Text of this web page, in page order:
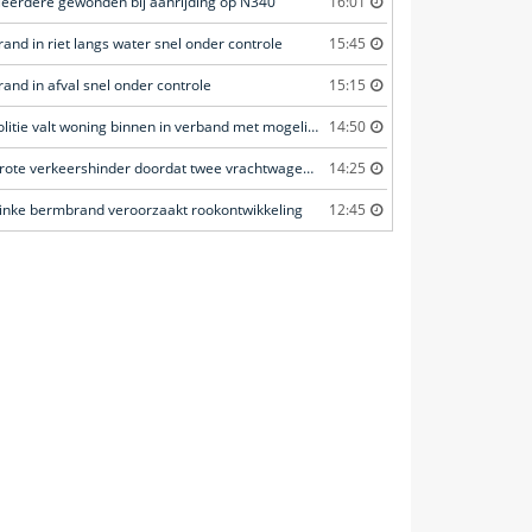
in riet langs water snel onder controle 15:45
in afval snel onder controle 15:15
Politie valt woning binnen in verband met mogelijk vuurwapen 14:50
Grote verkeershinder doordat twee vrachtwagens botsen tunnel 14:25
bermbrand veroorzaakt rookontwikkeling 12:45